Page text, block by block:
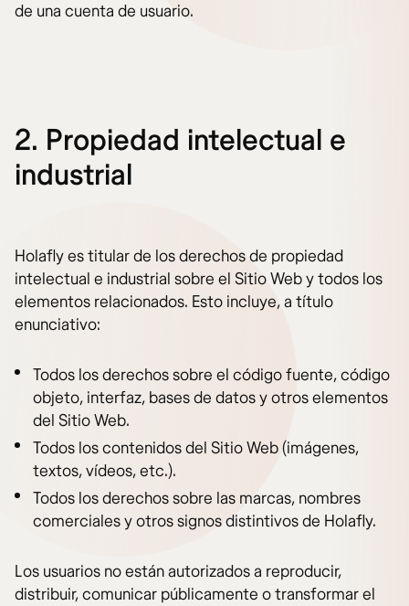
de una cuenta de usuario.
2. Propiedad intelectual e
industrial
Holafly es titular de los derechos de propiedad
intelectual e industrial sobre el Sitio Web y todos los
elementos relacionados. Esto incluye, a título
enunciativo:
Todos los derechos sobre el código fuente, código
objeto, interfaz, bases de datos y otros elementos
del Sitio Web.
Todos los contenidos del Sitio Web (imágenes,
textos, vídeos, etc.).
Todos los derechos sobre las marcas, nombres
comerciales y otros signos distintivos de Holafly.
Los usuarios no están autorizados a reproducir,
distribuir, comunicar públicamente o transformar el